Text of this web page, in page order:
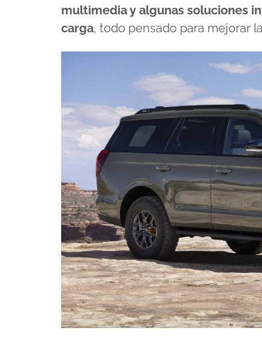
multimedia y algunas soluciones
carga, todo pensado para mejorar